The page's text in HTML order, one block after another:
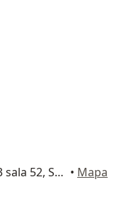
Av. Alfredo Ignacio N. Penido, 33 sala 52, São José dos Campos • Mapa